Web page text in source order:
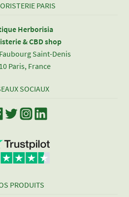
PARIS
Herborisia
& CBD shop
Saint-Denis
Paris, France
SOCIAUX
PRODUITS